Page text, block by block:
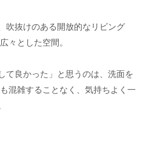
吹抜けのある開放的なリビング
々とした空間。
て良かった」と思うのは、洗面を
混雑することなく、気持ちよく一